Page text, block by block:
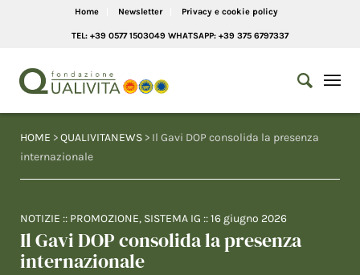
Home Newsletter Privacy e cookie policy
TEL: +39 0577 1503049 WHATSAPP: +39 375 6797337
HOME >QUALIVITANEWS > Il Gavi DOP consolida la presenza
internazionale
NOTIZIE :: PROMOZIONE, SISTEMA IG ::16 giugno 2026
Il Gavi DOP consolida la presenza
internazionale